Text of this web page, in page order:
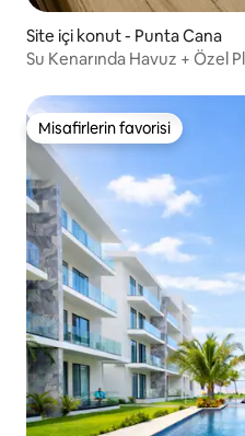
Site içi konut - Punta Cana
Su Kenarında Havuz + Özel
Misafirlerin favorisi
Misafirlerin favorisi